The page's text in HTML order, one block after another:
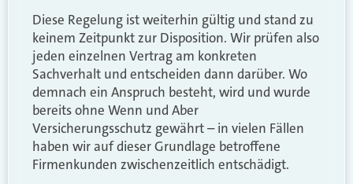
Diese Regelung ist weiterhin gültig und stand zu
keinem Zeitpunkt zur Disposition. Wir prüfen also
jeden einzelnen Vertrag am konkreten
Sachverhalt und entscheiden dann darüber. Wo
demnach ein Anspruch besteht, wird und wurde
bereits ohne Wenn und Aber
Versicherungsschutz gewährt – in vielen Fällen
haben wir auf dieser Grundlage betroffene
Firmenkunden zwischenzeitlich entschädigt.